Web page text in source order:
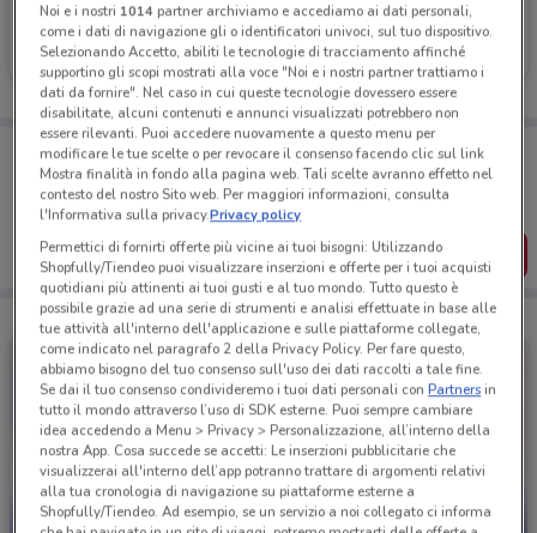
TIM
Scade il 30/08 249 m
TIM
Scade il 06/09 249 m
Porta DoveConviene sempre con te!
Puoi trovare le migliori offerte dei negozi vicino a te,
salvarle e creare la tua lista del risparmio, comodamente
dal tuo cellulare.
SCARICA L’APP
Noi e i nostri 1014partner archiviamo e accediamo ai dati personali,
come i dati di navigazione gli o identificatori univoci, sul tuo dispositivo.
Selezionando Accetto, abiliti le tecnologie di tracciamento affinché
supportino gli scopi mostrati alla voce "Noi e i nostri partner trattiamo i
dati da fornire". Nel caso in cui queste tecnologie dovessero essere
disabilitate, alcuni contenuti e annunci visualizzati potrebbero non
essere rilevanti. Puoi accedere nuovamente a questo menu per
modificare le tue scelte o per revocare il consenso facendo clic sul link
Mostra finalità in fondo alla pagina web. Tali scelte avranno effetto nel
contesto del nostro Sito web. Per maggiori informazioni, consulta
l'Informativa sulla privacy.Privacy policy
Permettici di fornirti offerte più vicine ai tuoi bisogni: Utilizzando
Shopfully/Tiendeo puoi visualizzare inserzioni e offerte per i tuoi acquisti
quotidiani più attinenti ai tuoi gusti e al tuo mondo. Tutto questo è
possibile grazie ad una serie di strumenti e analisi effettuate in base alle
tue attività all'interno dell'applicazione e sulle piattaforme collegate,
come indicato nel paragrafo 2 della Privacy Policy. Per fare questo,
abbiamo bisogno del tuo consenso sull'uso dei dati raccolti a tale fine.
Se dai il tuo consenso condivideremo i tuoi dati personali conPartnersin
tutto il mondo attraverso l’uso di SDK esterne. Puoi sempre cambiare
idea accedendo a Menu > Privacy > Personalizzazione, all’interno della
nostra App. Cosa succede se accetti: Le inserzioni pubblicitarie che
visualizzerai all'interno dell’app potranno trattare di argomenti relativi
alla tua cronologia di navigazione su piattaforme esterne a
Shopfully/Tiendeo. Ad esempio, se un servizio a noi collegato ci informa